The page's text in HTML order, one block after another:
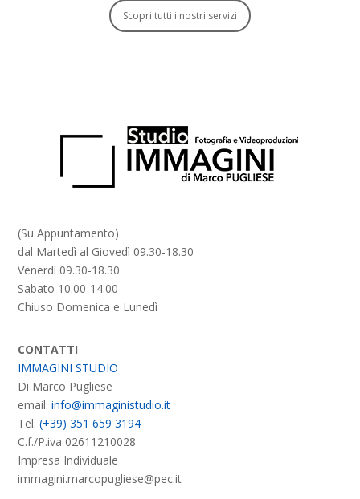
Scopri tutti i nostri servizi
(Su Appuntamento)
dal Martedì al Giovedì 09.30-18.30
Venerdì 09.30-18.30
Sabato 10.00-14.00
Chiuso Domenica e Lunedì
CONTATTI
IMMAGINI STUDIO
Di Marco Pugliese
email:info@immaginistudio.it
Tel.(+39) 351 659 3194
C.f./P.iva 02611210028
Impresa Individuale
immagini.marcopugliese@pec.it